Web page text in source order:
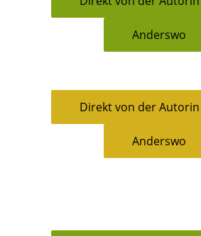
Anderswo
Direkt von der
Anderswo